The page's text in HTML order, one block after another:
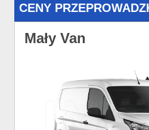
CENY
Mały Van